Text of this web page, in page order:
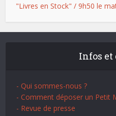
"Livres en Stock" / 9h50 le
Infos et
- Qui sommes-nous ?
- Comment déposer un Petit
- Revue de presse